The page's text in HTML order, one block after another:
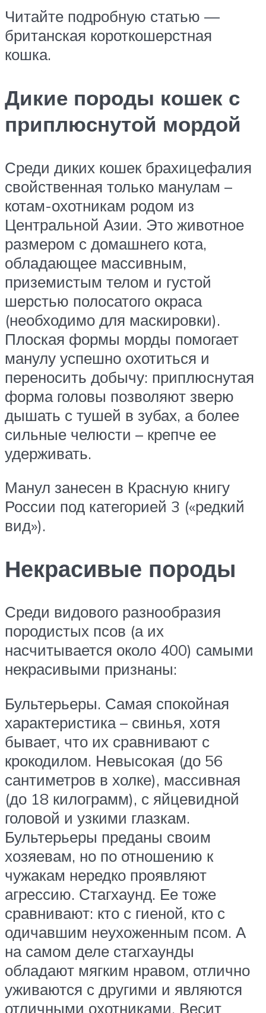
Читайте подробную статью —
британская короткошерстная
кошка.
Дикие породы кошек с
приплюснутой мордой
Среди диких кошек брахицефалия
свойственная только манулам –
котам-охотникам родом из
Центральной Азии. Это животное
размером с домашнего кота,
обладающее массивным,
приземистым телом и густой
шерстью полосатого окраса
(необходимо для маскировки).
Плоская формы морды помогает
манулу успешно охотиться и
переносить добычу: приплюснутая
форма головы позволяют зверю
дышать с тушей в зубах, а более
сильные челюсти – крепче ее
удерживать.
Манул занесен в Красную книгу
России под категорией 3 («редкий
вид»).
Некрасивые породы
Среди видового разнообразия
породистых псов (а их
насчитывается около 400) самыми
некрасивыми признаны:
Бультерьеры. Самая спокойная
характеристика – свинья, хотя
бывает, что их сравнивают с
крокодилом. Невысокая (до 56
сантиметров в холке), массивная
(до 18 килограмм), с яйцевидной
головой и узкими глазкам.
Бультерьеры преданы своим
хозяевам, но по отношению к
чужакам нередко проявляют
агрессию. Стагхаунд. Ее тоже
сравнивают: кто с гиеной, кто с
одичавшим неухоженным псом. А
на самом деле стагхаунды
обладают мягким нравом, отлично
уживаются с другими и являются
отличными охотниками. Весит